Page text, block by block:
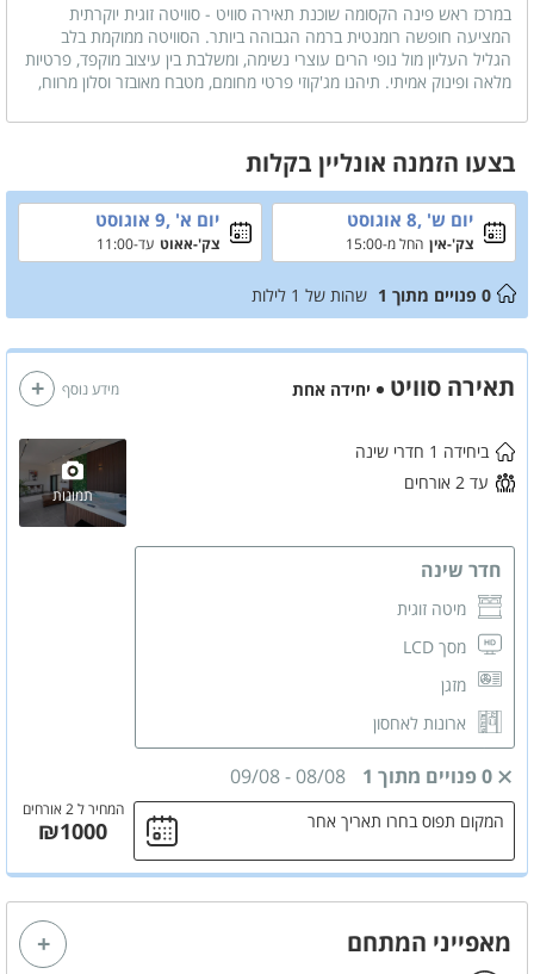
במרכז ראש פינה הקסומה שוכנת תאירה סוויט - סוויטה זוגית יוקרתית
המציעה חופשה רומנטית ברמה הגבוהה ביותר. הסוויטה ממוקמת בלב
הגליל העליון מול נופי הרים עוצרי נשימה, ומשלבת בין עיצוב מוקפד, פרטיות
מלאה ופינוק אמיתי. תיהנו מג'קוזי פרטי מחומם, מטבח מאובזר וסלון מרווח,
חופשה שקטה, רומנטית ויוקרתית בצפון.
בצעו הזמנה אונליין בקלות
יום ש' ,8 אוגוסט
צק'-אין החל מ-15:00
יום א' ,9 אוגוסט
צק'-אאוט עד-11:00
0 פנויים מתוך 1 שהות של 1 לילות
תאירה סוויט יחידה אחת
תמונות
ביחידה 1 חדרי שינה
עד 2 אורחים
חדר שינה
מיטה זוגית
מסך LCD
מזגן
ארונות לאחסון
חדר רחצה פרטי
מידע נוסף
המחיר ל 2 אורחים
0 פנויים מתוך 1 08/08
-
09/08
₪1000 המקום תפוס בחרו תאריך אחר
מאפייני המתחם